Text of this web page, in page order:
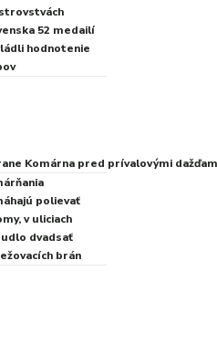
52 medailí
hodnotenie
Komárna pred prívalovými
polievať
v uliciach
dvadsať
brán